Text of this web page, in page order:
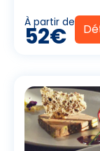
À partir de
52€